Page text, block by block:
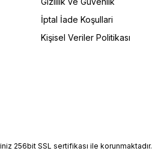
İptal İade Koşullari
Kişisel Veriler Politikası
256bit SSL sertifikası ile korunmaktadır.